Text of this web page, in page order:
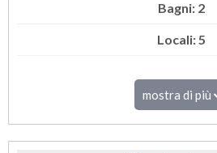
Bagni: 2
Locali: 5
mostra di più